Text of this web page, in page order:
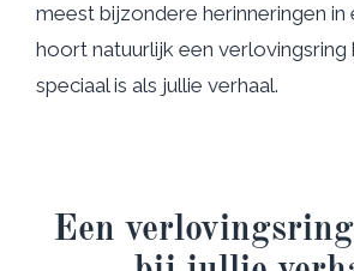
meest bijzondere herinneringen in
hoort natuurlijk een verlovingsring
speciaal is als jullie verhaal.
Een